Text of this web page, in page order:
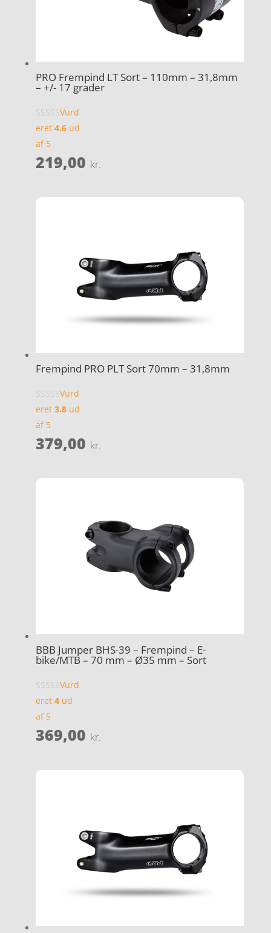
PRO Frempind LT Sort – 110mm – 31,8mm
– +/- 17 grader
Vurd
eret 4.6ud
af 5
219,00 kr.
Frempind PRO PLT Sort 70mm – 31,8mm
Vurd
eret 3.8ud
af 5
379,00 kr.
BBB Jumper BHS-39 – Frempind – E-
bike/MTB – 70 mm – Ø35 mm – Sort
Vurd
eret 4ud
af 5
369,00 kr.